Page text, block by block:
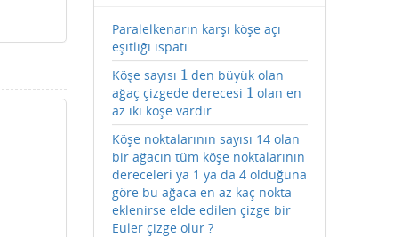
Paralelkenarın karşı köşe açı
eşitliği ispatı
Köşe sayısı 1
1 den büyük olan
ağaç çizgede derecesi 1
1 olan en
az iki köşe vardır
Köşe noktalarının sayısı 14 olan
bir ağacın tüm köşe noktalarının
dereceleri ya 1 ya da 4 olduğuna
göre bu ağaca en az kaç nokta
eklenirse elde edilen çizge bir
Euler çizge olur ?